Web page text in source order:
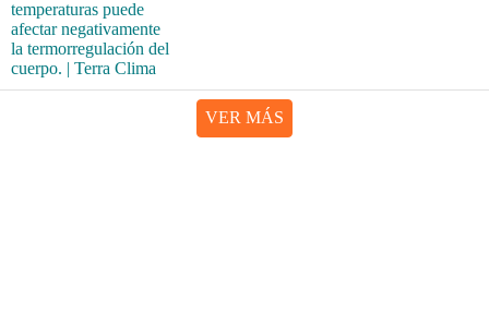
VER MÁS